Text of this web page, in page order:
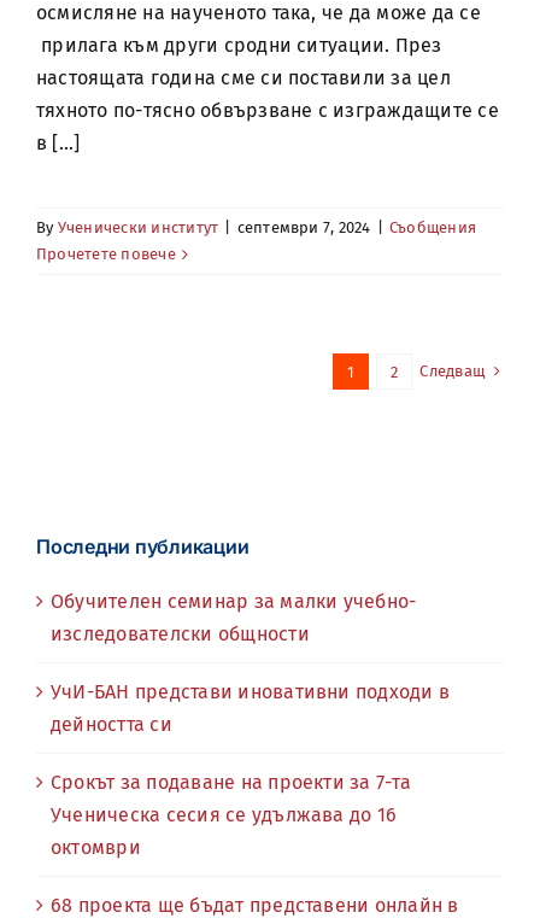
осмисляне на наученото така, че да може да се
прилага към други сродни ситуации. През
настоящата година сме си поставили за цел
тяхното по-тясно обвързване с изграждащите се
в [...]
By Ученически институт септември 7, 2024
Съобщения
Прочетете повече
1 2 Следващ
Последни публикации
Обучителен семинар за малки учебно-
изследователски общности
УчИ-БАН представи иновативни подходи в
дейността си
Срокът за подаване на проекти за 7-та
Ученическа сесия се удължава до 16
октомври
68 проекта ще бъдат представени онлайн в